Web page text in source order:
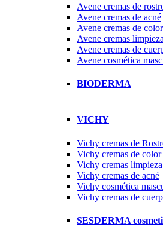
Avene cremas de
Avene cremas de acné
Avene cremas de color
Avene cremas
Avene cremas de
Avene cosmética
BIODERMA
VICHY
Vichy cremas de
Vichy cremas de color
Vichy cremas
Vichy cremas de acné
Vichy cosmética
Vichy cremas de
SESDERMA